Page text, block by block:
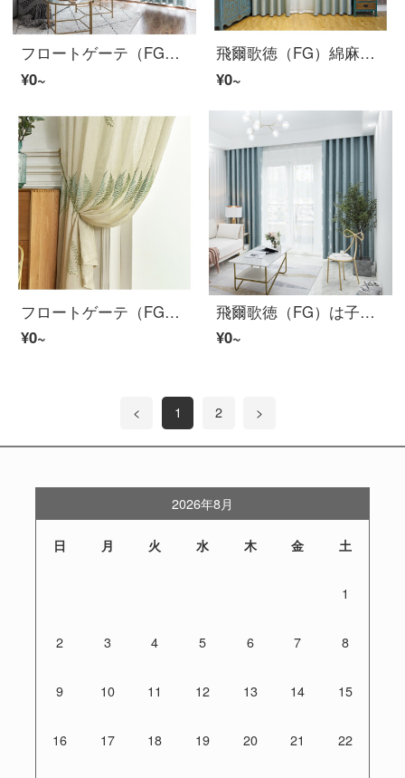
フロートゲーテ（FG）北欧風映葉プリントカーテンリビングルーム書斎半遮光ベルベット麻製品カーテンカスタマイズ映葉藍カーテン（窓紗を含まない）カスタムホック式1メートル
¥0~
飛爾歌徳（FG）綿麻の色の織の花を引き延ばしてカーテンのリビングルームの書斎のベランダの床に下ろすカーテンの翻り窓の完成品のカーテンは緑のカーテンを注文して作らせます（窓の紗をくわえません）幅3メートル*高さ2.7メートル-フック式の一面（高度は短くできます）
¥0~
フロートゲーテ（FG）麻の生地に緑色の刺繍を施したサッシは清新で簡単です。北欧風のリビングルームの書斎製品の紗は緑の刺繍の窓紗をカスタマイズしました。幅3 m*高さ2.7 m-フック式の一枚です。
¥0~
飛爾歌徳（FG）は子供の遮光ダイアモンドのカーテンを厚くします。クリスマスツリーリビングルームの寝室の書斎のベランダには、窓から床に下ろすカーテンの両面に花を咲かせる清新な田園製品のカーテンの青いカーテン（窓のベールを含まない）は、幅3メートル*高さ2.7メートルです。
¥0~
< 1 2 >
2026年8月
日 月 火 水 木 金 土
1
2 3 4 5 6 7 8
9 10 11 12 13 14 15
16 17 18 19 20 21 22